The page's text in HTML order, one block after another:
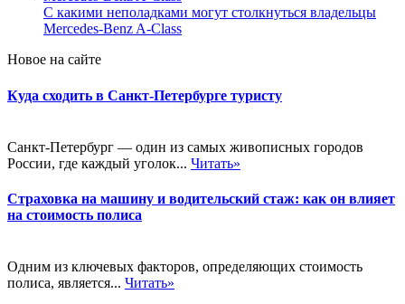
С какими неполадками могут столкнуться владельцы
Mercedes-Benz A-Class
Новое на сайте
Куда сходить в Санкт-Петербурге туристу
Санкт-Петербург — один из самых живописных городов
России, где каждый уголок... Читать»
Страховка на машину и водительский стаж: как он влияет
на стоимость полиса
Одним из ключевых факторов, определяющих стоимость
полиса, является... Читать»